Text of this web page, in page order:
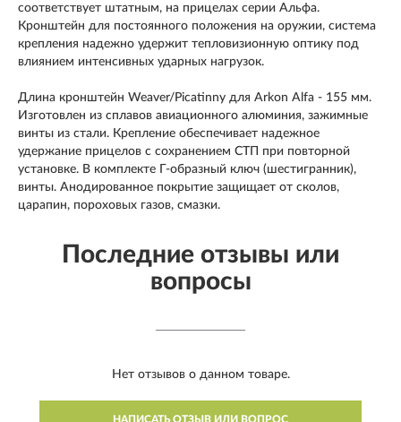
соответствует штатным, на прицелах серии Альфа.
Кронштейн для постоянного положения на оружии, система
крепления надежно удержит тепловизионную оптику под
влиянием интенсивных ударных нагрузок.
Длина кронштейн Weaver/Picatinny для Arkon Alfa - 155 мм.
Изготовлен из сплавов авиационного алюминия, зажимные
винты из стали. Крепление обеспечивает надежное
удержание прицелов с сохранением СТП при повторной
установке. В комплекте Г-образный ключ (шестигранник),
винты. Анодированное покрытие защищает от сколов,
царапин, пороховых газов, смазки.
Последние отзывы или
вопросы
Нет отзывов о данном товаре.
НАПИСАТЬ ОТЗЫВ ИЛИ ВОПРОС